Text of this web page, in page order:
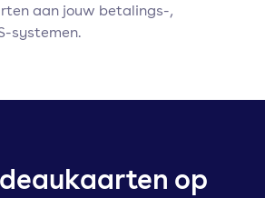
aan jouw betalings-,
systemen.
op